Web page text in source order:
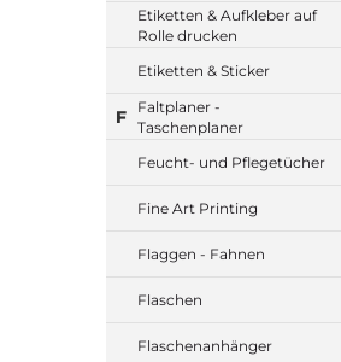
Etiketten & Aufkleber auf
Rolle drucken
Etiketten & Sticker
F
Faltplaner -
Taschenplaner
Feucht- und Pflegetücher
Fine Art Printing
Flaggen - Fahnen
Flaschen
Flaschenanhänger